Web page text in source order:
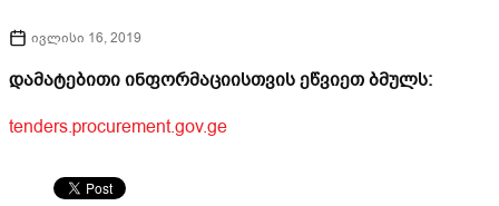
ივლისი 16, 2019
დამატებითი ინფორმაციისთვის ეწვიეთ ბმულს:
tenders.procurement.gov.ge